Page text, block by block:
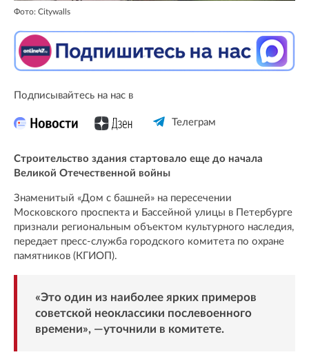
Фото: Citywalls
Подписывайтесь на нас в
Телеграм
Строительство здания стартовало еще до начала
Великой Отечественной войны
Знаменитый «Дом с башней» на пересечении
Московского проспекта и Бассейной улицы в Петербурге
признали региональным объектом культурного наследия,
передает пресс-служба городского комитета по охране
памятников (КГИОП).
«Это один из наиболее ярких примеров
советской неоклассики послевоенного
времени», —уточнили в комитете.